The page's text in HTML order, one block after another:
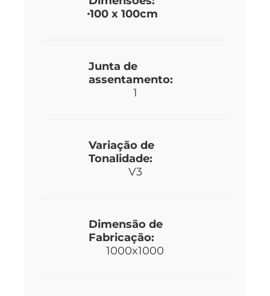
100 x 100cm
Junta de
assentamento:
1
Variação de
Tonalidade:
V3
Dimensão de
Fabricação:
1000x1000